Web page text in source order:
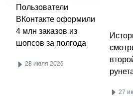
Пользователи
ВКонтакте оформили
4 млн заказов из
шопсов за полгода
28 июля 2026
27